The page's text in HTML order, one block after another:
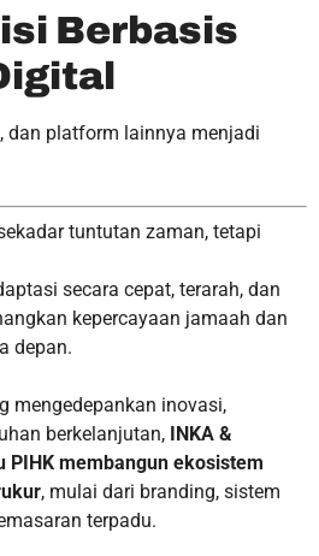
Berbasis
dan platform lainnya menjadi
tuntutan zaman, tetapi
secara cepat, terarah, dan
kepercayaan jamaah dan
depan.
mengedepankan inovasi,
berkelanjutan,
INKA &
PIHK membangun ekosistem
, mulai dari branding, sistem
terpadu.